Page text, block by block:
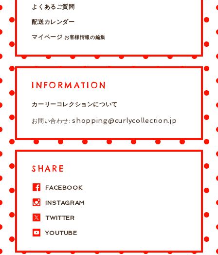
よくあるご質問
配送カレンダー
マイページ お客様情報の編集
INFORMATION
カーリーコレクションについて
お問い合わせ:shopping@curlycollection.jp
SHARE
FACEBOOK
INSTAGRAM
TWITTER
YOUTUBE